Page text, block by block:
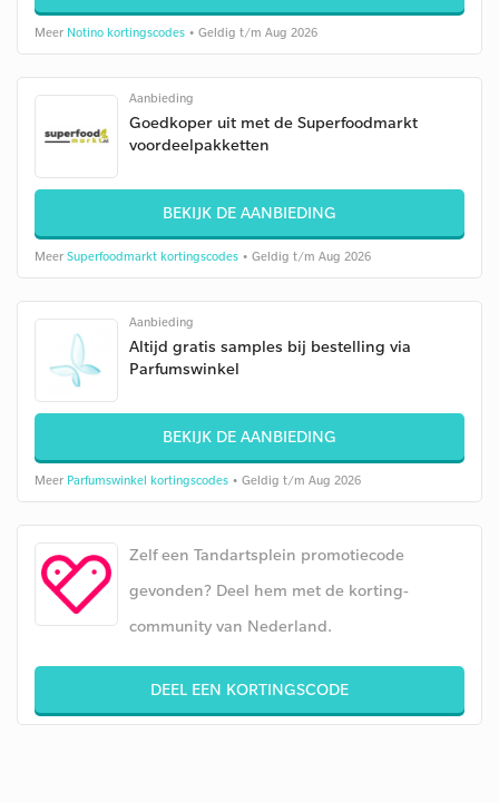
Meer Notino kortingscodes • Geldig t/m Aug 2026
Aanbieding
Goedkoper uit met de Superfoodmarkt
voordeelpakketten
BEKIJK DE AANBIEDING
Meer Superfoodmarkt kortingscodes • Geldig t/m Aug 2026
Aanbieding
Altijd gratis samples bij bestelling via
Parfumswinkel
BEKIJK DE AANBIEDING
Meer Parfumswinkel kortingscodes • Geldig t/m Aug 2026
Zelf een Tandartsplein promotiecode
gevonden? Deel hem met de korting-
community van Nederland.
DEEL EEN KORTINGSCODE